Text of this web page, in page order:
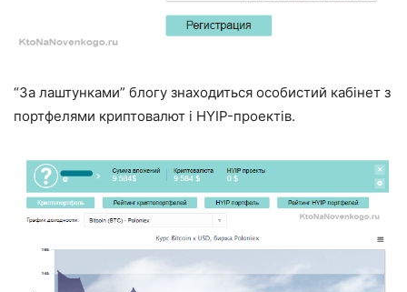
“За лаштунками” блогу знаходиться особистий кабінет з
портфелями криптовалют і HYIP-проектів.